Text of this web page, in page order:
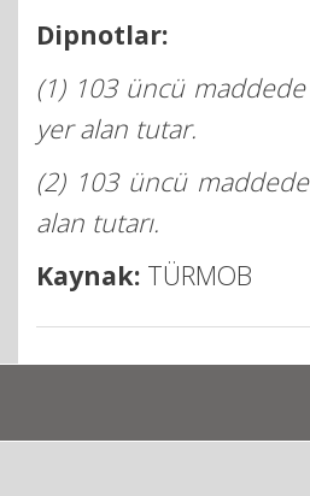
Dipnotlar:
(1) 103 üncü
yer alan tutar.
(2) 103 üncü
alan tutarı.
Kaynak: TÜRMOB